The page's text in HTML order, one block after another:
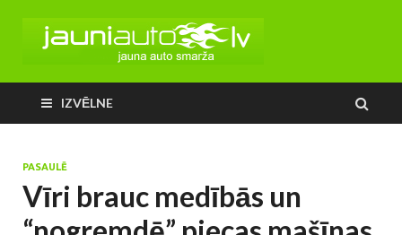
IZVĒLNE
PASAULĒ
Vīri brauc medībās un